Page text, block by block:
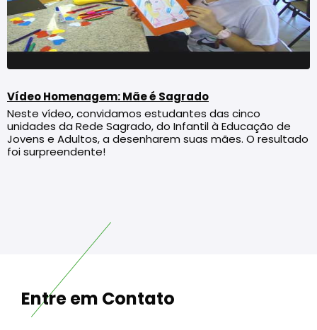
Vídeo Homenagem: Mãe é Sagrado
Neste vídeo, convidamos estudantes das cinco
unidades da Rede Sagrado, do Infantil à Educação de
Jovens e Adultos, a desenharem suas mães. O resultado
foi surpreendente!
Entre em Contato